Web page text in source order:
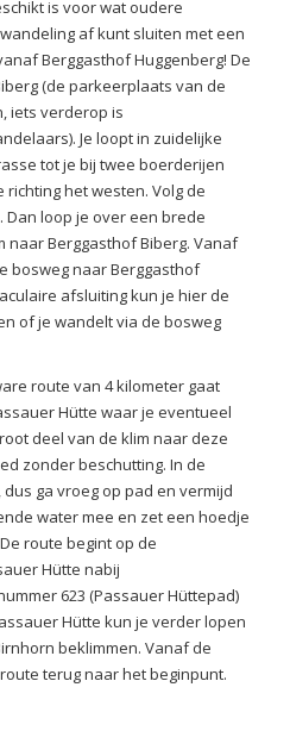
is voor wat oudere
af kunt sluiten met een
Berggasthof Huggenberg! De
(de parkeerplaats van de
iets verderop is
Je loopt in zuidelijke
tot je bij twee boerderijen
het westen. Volg de
loop je over een brede
naar Berggasthof Biberg. Vanaf
bosweg naar Berggasthof
afsluiting kun je hier de
of je wandelt via de bosweg
route van 4 kilometer gaat
Hütte waar je eventueel
deel van de klim naar deze
zonder beschutting. In de
ga vroeg op pad en vermijd
water mee en zet een hoedje
route begint op de
Hütte nabij
623 (Passauer Hüttepad)
Hütte kun je verder lopen
beklimmen. Vanaf de
terug naar het beginpunt.